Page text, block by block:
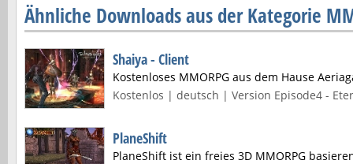
Ähnliche Downloads aus der Kategorie
Shaiya - Client
Kostenloses MMORPG aus dem Hause
Kostenlos | deutsch | Version Episode4 -
PlaneShift
PlaneShift ist ein freies 3D MMORPG